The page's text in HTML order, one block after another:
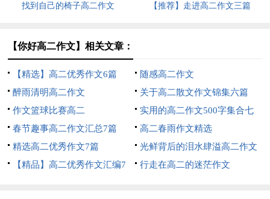
找到自己的椅子高二作文 【推荐】走进高二作文三篇
【你好高二作文】相关文章：
【精选】高二优秀作文6篇
随感高二作文
醉雨清明高二作文
关于高二散文作文锦集六篇
作文篮球比赛高二
实用的高二作文500字集合七
篇
春节趣事高二作文汇总7篇
高二春雨作文精选
精选高二优秀作文7篇
光鲜背后的泪水肆溢高二作文
【精品】高二优秀作文汇编7
行走在高二的迷茫作文